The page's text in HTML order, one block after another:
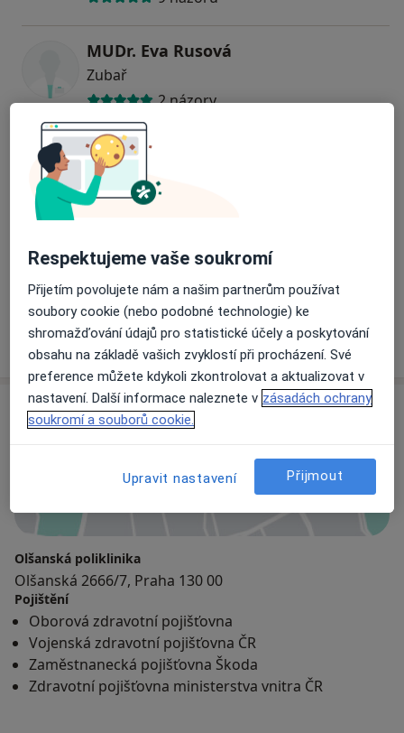
MUDr. Eva Rusová
Zubař
2 názory
MUDr. Zdeněk Navrátil
Zubař
MUDr. Zdeňka Bořkovcová
Zubař
11 názorů
+ 20 specialistů
Adresa
Přiblížit mapu
Olšanská poliklinika
Olšanská 2666/7, Praha 130 00
Pojištění
Oborová zdravotní pojišťovna
Vojenská zdravotní pojišťovna ČR
Zaměstnanecká pojišťovna Škoda
Zdravotní pojišťovna ministerstva vnitra ČR
Respektujeme vaše soukromí
Přijetím povolujete nám a našim partnerům používat
soubory cookie (nebo podobné technologie) ke
shromažďování údajů pro statistické účely a poskytování
obsahu na základě vašich zvyklostí při procházení. Své
preference můžete kdykoli zkontrolovat a aktualizovat v
nastavení. Další informace naleznete v zásadách ochrany
soukromí a souborů cookie.
Upravit nastavení Přijmout